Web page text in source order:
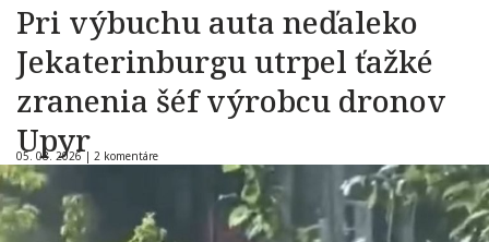
Pri výbuchu auta neďaleko
Jekaterinburgu utrpel ťažké
zranenia šéf výrobcu dronov
Upyr
05. 08. 2026 | 2 komentáre